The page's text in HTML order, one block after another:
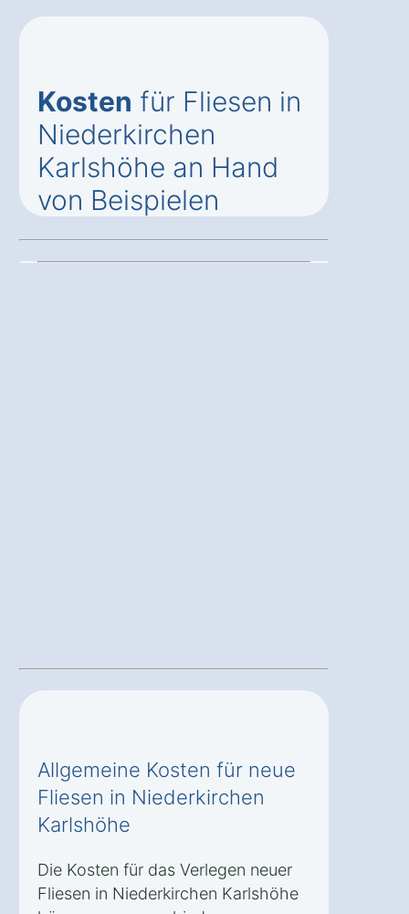
Kosten für Fliesen in
Niederkirchen
Karlshöhe an Hand
von Beispielen
Allgemeine Kosten für neue
Fliesen in Niederkirchen
Karlshöhe
Die Kosten für das Verlegen neuer
Fliesen in Niederkirchen Karlshöhe